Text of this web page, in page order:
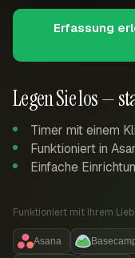
Legen Sie los —
Timer mit einem
Funktioniert in
Einfache
Funktioniert mit Ihrem
Asana
Erfassung